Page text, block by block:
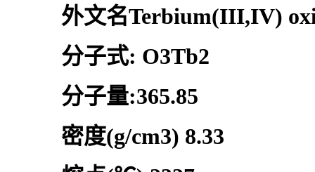
外文名Terbium(III,IV)
分子式: O3Tb2
分子量:365.85
密度(g/cm3) 8.33